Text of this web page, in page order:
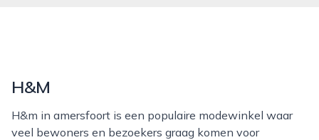
H&M
H&m in amersfoort is een populaire modewinkel waar
veel bewoners en bezoekers graag komen voor